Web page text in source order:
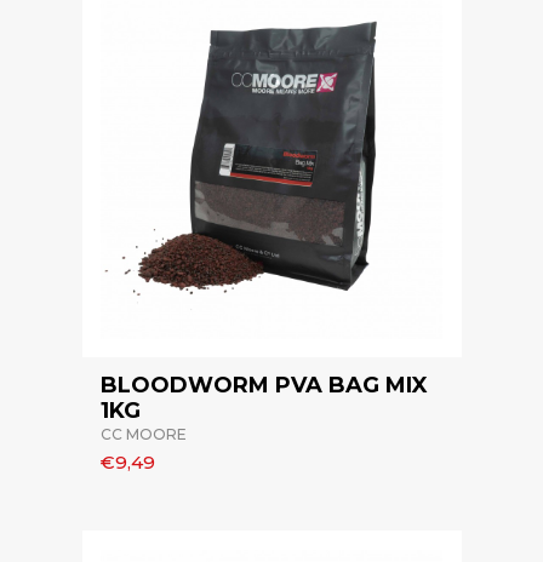
BLOODWORM PVA BAG MIX
1KG
CC MOORE
€9,49